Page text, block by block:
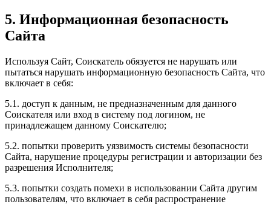
5. Информационная безопасность
Сайта
Используя Сайт, Соискатель обязуется не нарушать или
пытаться нарушать информационную безопасность Сайта, что
включает в себя:
5.1. доступ к данным, не предназначенным для данного
Соискателя или вход в систему под логином, не
принадлежащем данному Соискателю;
5.2. попытки проверить уязвимость системы безопасности
Сайта, нарушение процедуры регистрации и авторизации без
разрешения Исполнителя;
5.3. попытки создать помехи в использовании Сайта другим
пользователям, что включает в себя распространение